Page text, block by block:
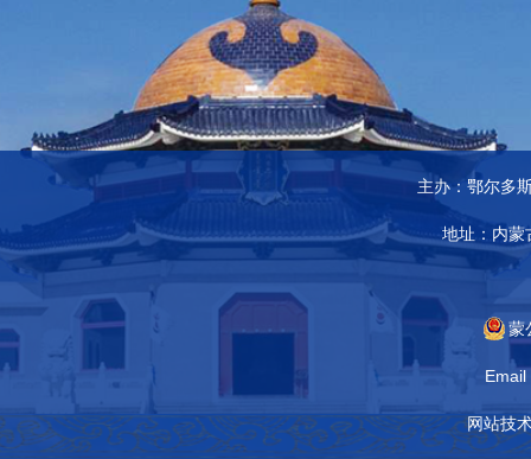
主办：鄂尔多
地址：内蒙
蒙
网站技